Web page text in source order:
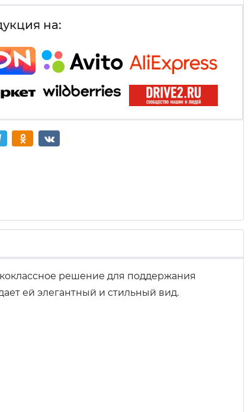
на:
решение для поддержания
ей элегантный и стильный вид.